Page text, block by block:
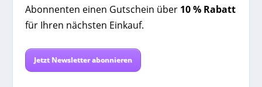
Abonnenten einen Gutschein über 10 % Rabatt
für Ihren nächsten Einkauf.
Jetzt Newsletter abonnieren